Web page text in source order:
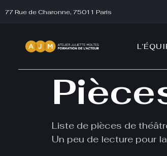
77 Rue de Charonne, 75011 Paris
Liste de pièces de
Un peu de lecture pour